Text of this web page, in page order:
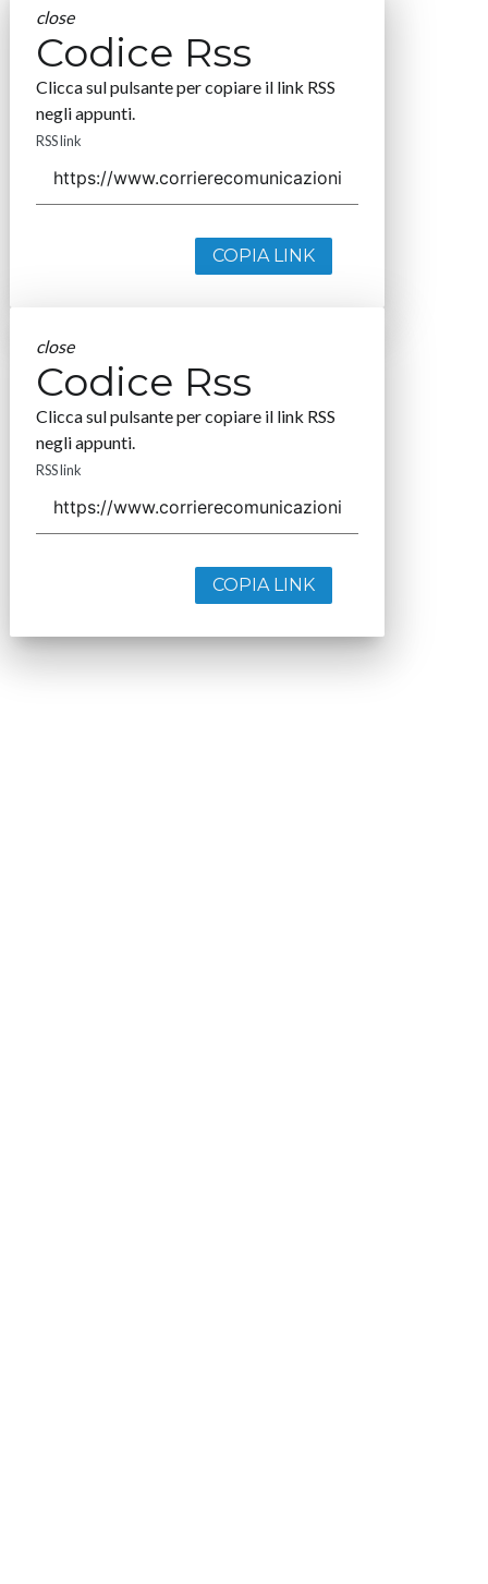
close
Codice Rss
Clicca sul pulsante per copiare il link RSS
negli appunti.
RSS link
COPIA LINK
close
Codice Rss
Clicca sul pulsante per copiare il link RSS
negli appunti.
RSS link
COPIA LINK